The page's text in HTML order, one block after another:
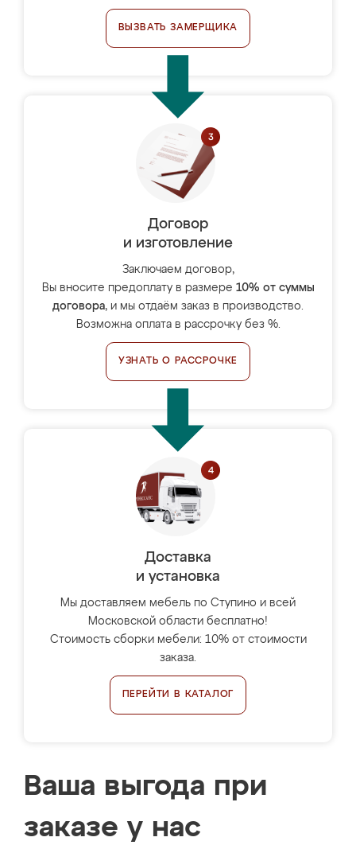
ВЫЗВАТЬ ЗАМЕРЩИКА
Договор
и изготовление
Заключаем договор,
Вы вносите предоплату в размере 10% от суммы
договора, и мы отдаём заказ в производство.
Возможна оплата в рассрочку без %.
УЗНАТЬ О РАССРОЧКЕ
Доставка
и установка
Мы доставляем мебель по Ступино и всей
Московской области бесплатно!
Стоимость сборки мебели: 10% от стоимости
заказа.
ПЕРЕЙТИ В КАТАЛОГ
Ваша выгода при
заказе у нас